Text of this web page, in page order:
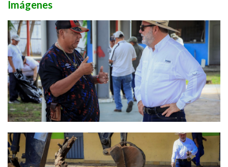
Imágenes